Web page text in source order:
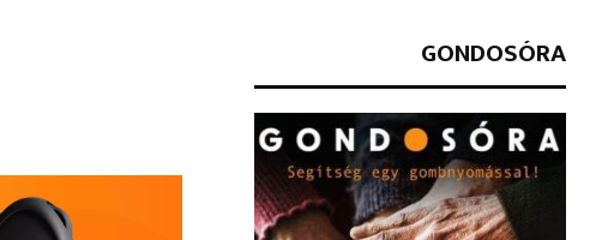
GONDOSÓRA